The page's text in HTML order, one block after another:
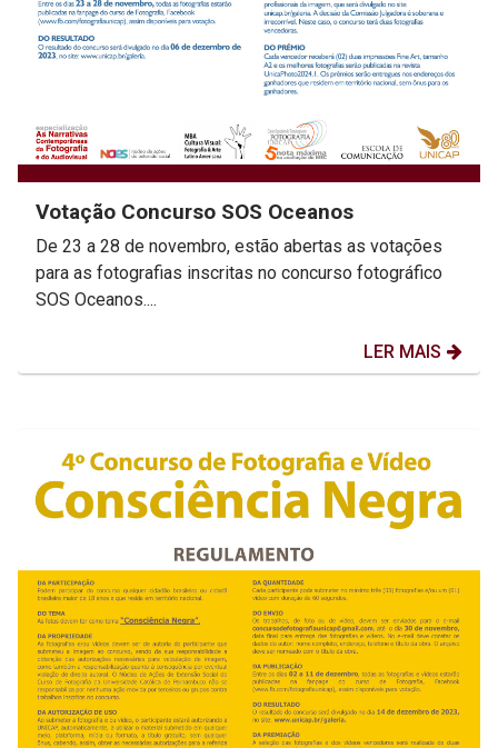
Votação Concurso SOS Oceanos
De 23 a 28 de novembro, estão abertas as votações
para as fotografias inscritas no concurso fotográfico
SOS Oceanos....
LER MAIS